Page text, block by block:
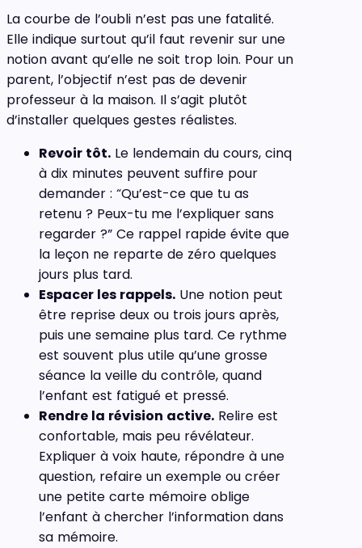
La courbe de l’oubli n’est pas une fatalité.
Elle indique surtout qu’il faut revenir sur une
notion avant qu’elle ne soit trop loin. Pour un
parent, l’objectif n’est pas de devenir
professeur à la maison. Il s’agit plutôt
d’installer quelques gestes réalistes.
Revoir tôt. Le lendemain du cours, cinq
à dix minutes peuvent suffire pour
demander : “Qu’est-ce que tu as
retenu ? Peux-tu me l’expliquer sans
regarder ?” Ce rappel rapide évite que
la leçon ne reparte de zéro quelques
jours plus tard.
Espacer les rappels. Une notion peut
être reprise deux ou trois jours après,
puis une semaine plus tard. Ce rythme
est souvent plus utile qu’une grosse
séance la veille du contrôle, quand
l’enfant est fatigué et pressé.
Rendre la révision active. Relire est
confortable, mais peu révélateur.
Expliquer à voix haute, répondre à une
question, refaire un exemple ou créer
une petite carte mémoire oblige
l’enfant à chercher l’information dans
sa mémoire.